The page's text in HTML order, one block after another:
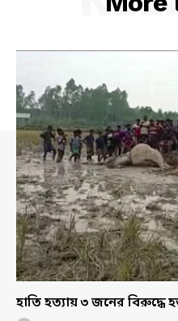
হাতি হত্যায় ৩ জনের বিরুদ্ধে